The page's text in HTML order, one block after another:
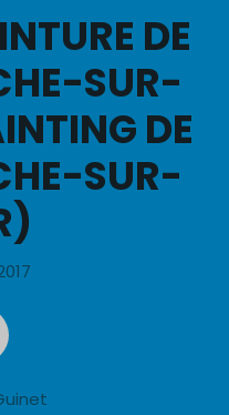
DE
SUR-
DE
SUR-